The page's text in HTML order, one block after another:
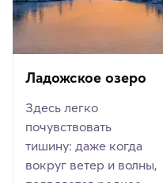
Ладожское озеро
Здесь легко
почувствовать
тишину: даже когда
вокруг ветер и волны,